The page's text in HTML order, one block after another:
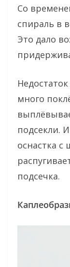
Со
спираль в
Это дало
много
подсекли.
оснастка
подсечка.